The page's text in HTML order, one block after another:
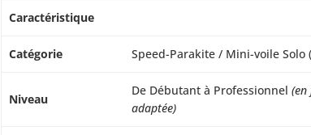
Caractéristique
Catégorie Speed-Parakite / Mini-voile Solo
Niveau
De Débutant à Professionnel (en
adaptée)